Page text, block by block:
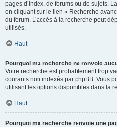
pages d’index, de forums ou de sujets.
en cliquant sur le lien « Recherche
du forum. L’accès à la recherche peut
utilisés.
Haut
Pourquoi ma recherche ne renvoie
Votre recherche est probablement trop
courants non indexés par phpBB. Vous
utilisant les options disponibles dans la
Haut
Pourquoi ma recherche renvoie une